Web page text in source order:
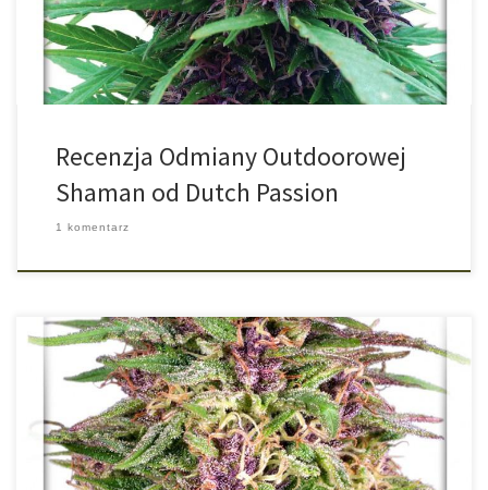
growerów na outdoor, czyli na czas kiedy sadzi […]
Recenzja Odmiany Outdoorowej
Shaman od Dutch Passion
1 komentarz
Frisian Dew to odmiana specjalnie stworzona do uprawy outdoor.
Dzisiejsza recenzja pochodzi od południowoamerykańskiego
growera, który z Frisian Dew otrzymał 3-metrową roślinę. Frisian
Dew – fioletowa królowa europejskiego outdooru Stworzona na
trudne warunki Frisian Dew to ikona outdoorowej uprawy w